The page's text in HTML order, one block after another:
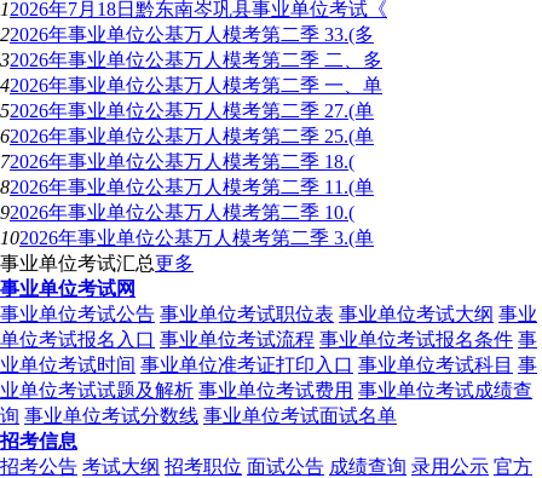
12026年7月18日黔东南岑巩县事业单位考试《
22026年事业单位公基万人模考第二季 33.(多
32026年事业单位公基万人模考第二季 二、多
42026年事业单位公基万人模考第二季 一、单
52026年事业单位公基万人模考第二季 27.(单
62026年事业单位公基万人模考第二季 25.(单
72026年事业单位公基万人模考第二季 18.(
82026年事业单位公基万人模考第二季 11.(单
92026年事业单位公基万人模考第二季 10.(
102026年事业单位公基万人模考第二季 3.(单
事业单位考试汇总更多
事业单位考试网
事业单位考试公告 事业单位考试职位表 事业单位考试大纲 事业
单位考试报名入口 事业单位考试流程 事业单位考试报名条件 事
业单位考试时间 事业单位准考证打印入口 事业单位考试科目 事
业单位考试试题及解析 事业单位考试费用 事业单位考试成绩查
询 事业单位考试分数线 事业单位考试面试名单
招考信息
招考公告 考试大纲 招考职位 面试公告 成绩查询 录用公示 官方